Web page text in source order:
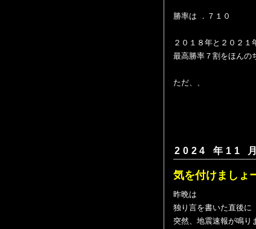
勝率は ．７１０
２０１８年と２０２１
最高勝率７割をほんの
ただ、、
2024 年11
気を付けましょ
昨晩は
独り言を書いた直後に
突然、地震速報が鳴り